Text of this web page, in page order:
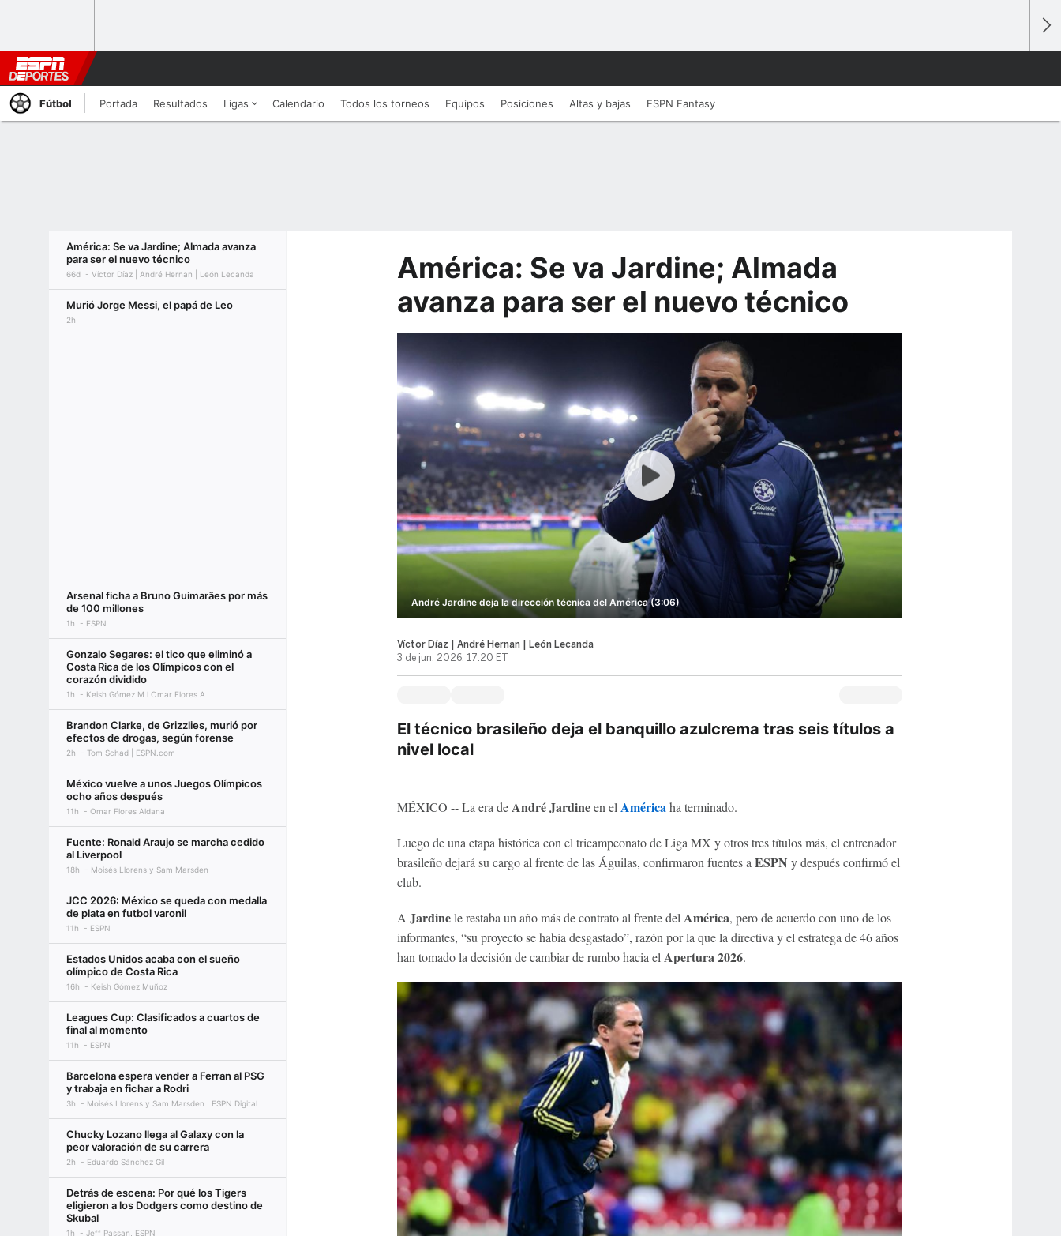
Fútbol Portada Resultados Ligas Calendario Todos los torneos Equipos Posiciones Altas y bajas ESPN Fantasy
América: Se va Jardine; Almada avanza
para ser el nuevo técnico
66d Víctor Díaz | André Hernan | León Lecanda
Murió Jorge Messi, el papá de Leo
2h
Arsenal ficha a Bruno Guimarães por más
de 100 millones
1h ESPN
Gonzalo Segares: el tico que eliminó a
Costa Rica de los Olímpicos con el
corazón dividido
1h Keish Gómez M l Omar Flores A
Brandon Clarke, de Grizzlies, murió por
efectos de drogas, según forense
2h Tom Schad | ESPN.com
México vuelve a unos Juegos Olímpicos
ocho años después
11h Omar Flores Aldana
Fuente: Ronald Araujo se marcha cedido
al Liverpool
18h Moisés Llorens y Sam Marsden
JCC 2026: México se queda con medalla
de plata en futbol varonil
11h ESPN
Estados Unidos acaba con el sueño
olímpico de Costa Rica
16h Keish Gómez Muñoz
Leagues Cup: Clasificados a cuartos de
final al momento
11h ESPN
Barcelona espera vender a Ferran al PSG
y trabaja en fichar a Rodri
3h Moisés Llorens y Sam Marsden | ESPN Digital
Chucky Lozano llega al Galaxy con la
peor valoración de su carrera
2h Eduardo Sánchez Gil
Detrás de escena: Por qué los Tigers
eligieron a los Dodgers como destino de
Skubal
1h Jeff Passan, ESPN
América: Se va Jardine; Almada
avanza para ser el nuevo técnico
André Jardine deja la dirección técnica del América (3:06)
Víctor Díaz | André Hernan | León Lecanda
3 de jun, 2026, 17:20 ET
El técnico brasileño deja el banquillo azulcrema tras seis títulos a
nivel local
MÉXICO -- La era deAndré Jardineen el América ha terminado.
Luego de una etapa histórica con el tricampeonato de Liga MX y otros tres títulos más, el entrenador
brasileño dejará su cargo al frente de las Águilas, confirmaron fuentes a ESPN y después confirmó el
club.
A Jardinele restaba un año más de contrato al frente del América, pero de acuerdo con uno de los
informantes, “su proyecto se había desgastado”, razón por la que la directiva y el estratega de 46 años
han tomado la decisión de cambiar de rumbo hacia el Apertura 2026.